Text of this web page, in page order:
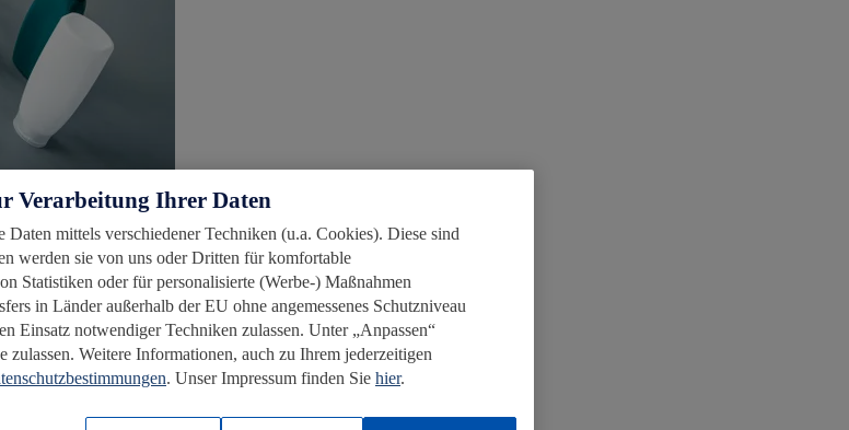
im Alltag.
Verarbeitung Ihrer Daten
Daten mittels verschiedener Techniken (u.a. Cookies). Diese sind
werden sie von uns oder Dritten für komfortable
Statistiken oder für personalisierte (Werbe-) Maßnahmen
in Länder außerhalb der EU ohne angemessenes Schutzniveau
Einsatz notwendiger Techniken zulassen. Unter „Anpassen“
zulassen. Weitere Informationen, auch zu Ihrem jederzeitigen
. Unser Impressum finden Sie hier.